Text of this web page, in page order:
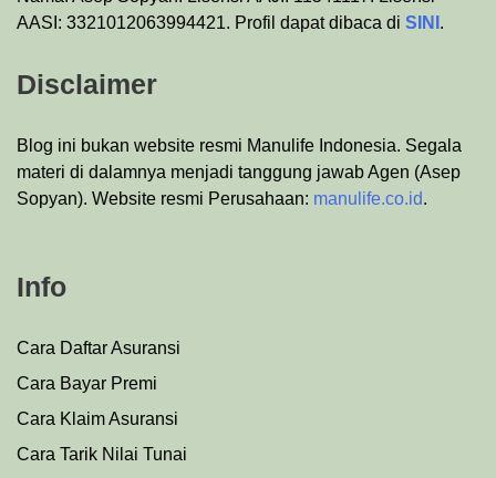
AASI: 3321012063994421. Profil dapat dibaca di SINI .
Disclaimer
Blog ini bukan website resmi Manulife Indonesia. Segala
materi di dalamnya menjadi tanggung jawab Agen (Asep
Sopyan). Website resmi Perusahaan: manulife.co.id.
Info
Cara Daftar Asuransi
Cara Bayar Premi
Cara Klaim Asuransi
Cara Tarik Nilai Tunai